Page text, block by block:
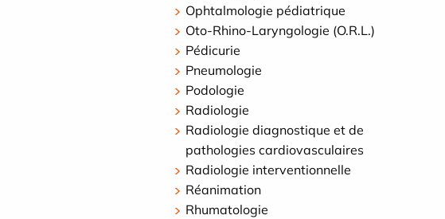
Ophtalmologie pédiatrique
Oto-Rhino-Laryngologie (O.R.L.)
Pédicurie
Pneumologie
Podologie
Radiologie
Radiologie diagnostique et de
pathologies cardiovasculaires
Radiologie interventionnelle
Réanimation
Rhumatologie